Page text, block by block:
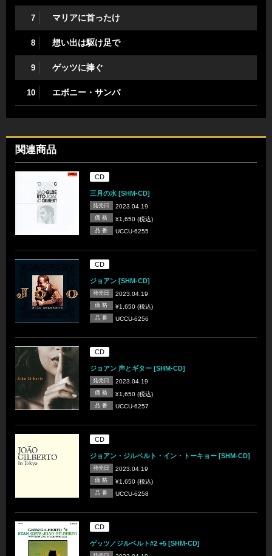
7 マリアに首ったけ
8 想い出は駆け足で
9 ゲッツに捧ぐ
10 エボニー・サンバ
関連商品
CD
三月の水 [SHM-CD]
発売日 2023.04.19
価 格 ¥1,650 (税込)
品 番 UCCU-6255
CD
ジョアン [SHM-CD]
発売日 2023.04.19
価 格 ¥1,650 (税込)
品 番 UCCU-6256
CD
ジョアン 声とギター [SHM-CD]
発売日 2023.04.19
価 格 ¥1,650 (税込)
品 番 UCCU-6257
CD
ジョアン・ジルベルト・イン・トーキョー [SHM-CD]
発売日 2023.04.19
価 格 ¥1,650 (税込)
品 番 UCCU-6258
CD
ゲッツ／ジルベルト#2 +5 [SHM-CD]